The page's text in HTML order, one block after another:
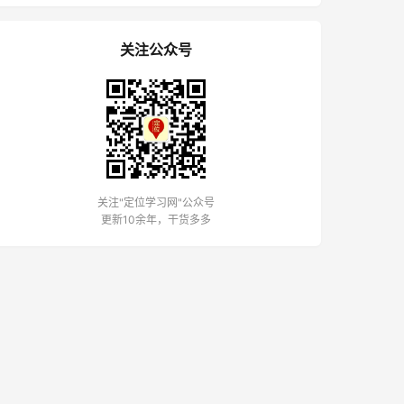
关注公众号
关注"定位学习网"公众号
更新10余年，干货多多